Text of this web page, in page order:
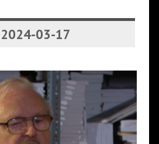
2024-03-17